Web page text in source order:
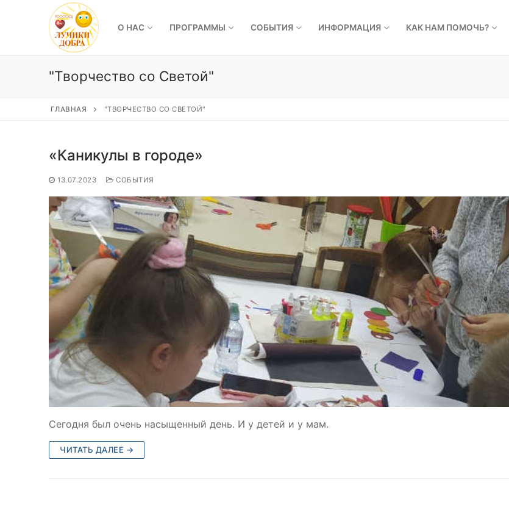
содержимому
О НАС ПРОГРАММЫ СОБЫТИЯ ИНФОРМАЦИЯ КАК НАМ ПОМОЧЬ?
"Творчество со Светой"
ГЛАВНАЯ "ТВОРЧЕСТВО СО СВЕТОЙ"
«Каникулы в городе»
13.07.2023 СОБЫТИЯ
Сегодня был очень насыщенный день. И у детей и у мам.
ЧИТАТЬ ДАЛЕЕ →